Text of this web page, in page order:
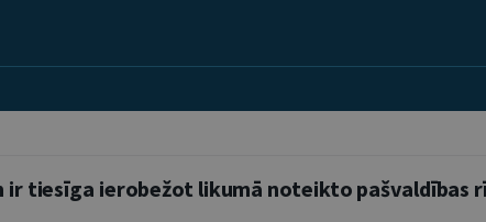
ir tiesīga ierobežot likumā noteikto